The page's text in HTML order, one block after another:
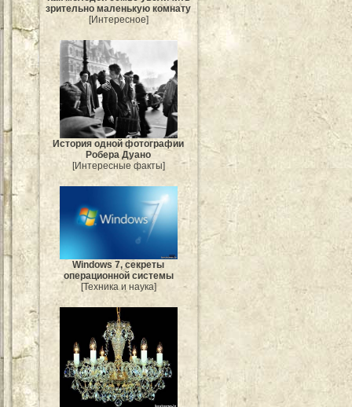
зрительно маленькую комнату
[Интересное]
История одной фотографии
Робера Дуано
[Интересные факты]
Windows 7, секреты
операционной системы
[Техника и наука]